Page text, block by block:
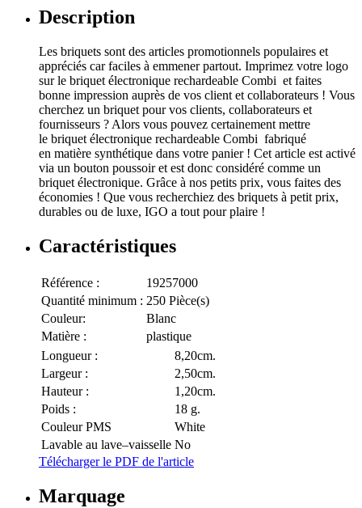
Description
Les briquets sont des articles promotionnels populaires et
appréciés car faciles à emmener partout. Imprimez votre logo
sur le briquet électronique rechardeable Combi et faites
bonne impression auprès de vos client et collaborateurs ! Vous
cherchez un briquet pour vos clients, collaborateurs et
fournisseurs ? Alors vous pouvez certainement mettre
le briquet électronique rechardeable Combi fabriqué
en matière synthétique dans votre panier ! Cet article est activé
via un bouton poussoir et est donc considéré comme un
briquet électronique. Grâce à nos petits prix, vous faites des
économies ! Que vous recherchiez des briquets à petit prix,
durables ou de luxe, IGO a tout pour plaire !
Caractéristiques
Référence :
19257000
Quantité minimum : 250 Pièce(s)
Couleur:
Blanc
Matière :
plastique
Longueur :
8,20cm.
Largeur :
2,50cm.
Hauteur :
1,20cm.
Poids :
18 g.
Couleur PMS
White
Lavable au lave–vaisselle No
Télécharger le PDF de l'article
Marquage